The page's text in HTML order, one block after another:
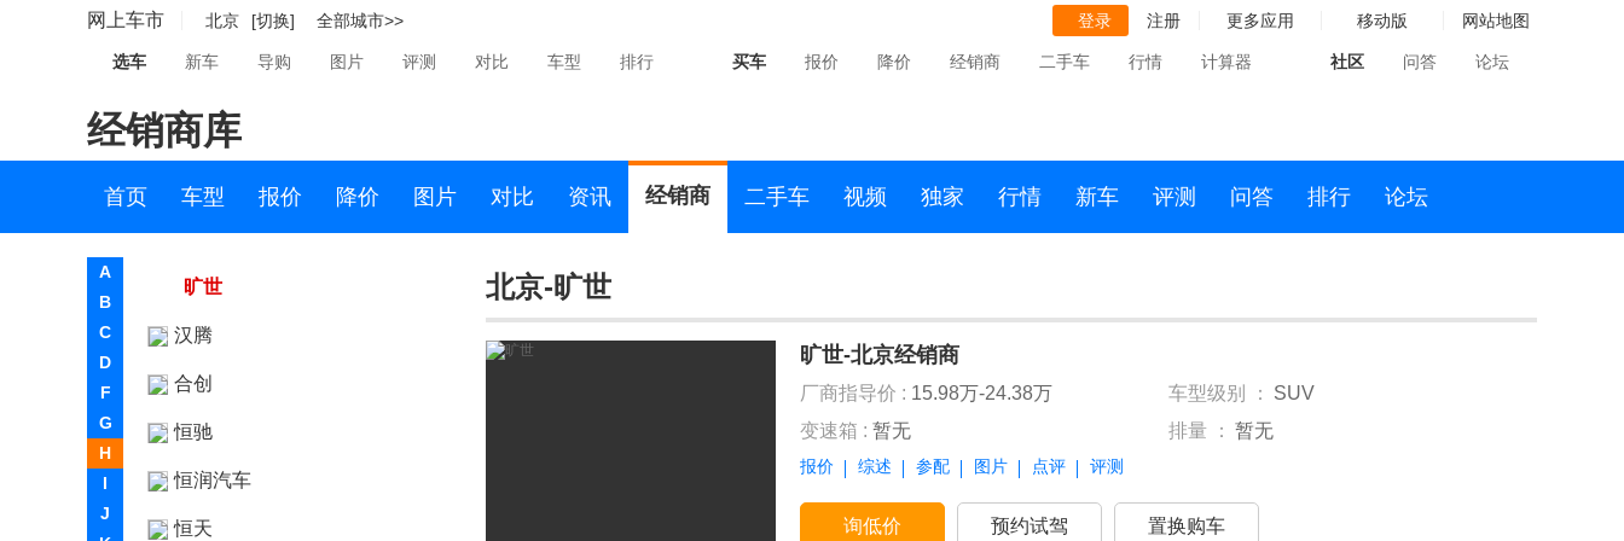
网上车市 北京 [切换] 全部城市>> 登录 注册 更多应用 移动版 网站地图
选车 新车 导购 图片 评测 对比 车型 排行 买车 报价 降价 经销商 二手车 行情 计算器 社区 问答 论坛
经销商库
首页 车型 报价 降价 图片 对比 资讯 经销商 二手车 视频 独家 行情 新车 评测 问答 排行 论坛
A
B
C
D
F
G
H
I
J
哈雷
汉龙汽车
汉龙汽车
旷世
汉腾
合创
恒驰
恒润汽车
恒天
北京-旷世
旷世-北京经销商
厂商指导价 : 15.98万-24.38万 车型级别 ：
SUV
变速箱 : 暂无 排量 ： 暂无
报价 综述 参配 图片 点评 评测
询低价 预约试驾 置换购车